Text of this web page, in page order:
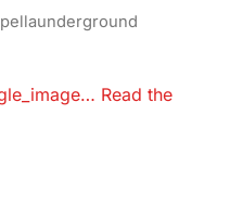
Read the